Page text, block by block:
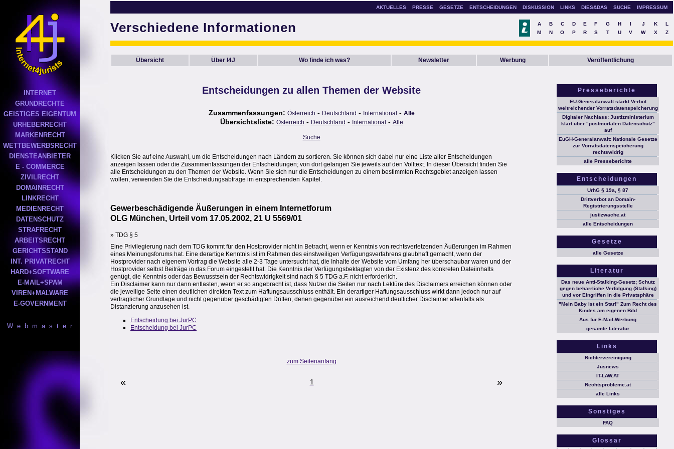
INTERNET
GRUNDRECHTE
GEISTIGES EIGENTUM
URHEBERRECHT
MARKENRECHT
WETTBEWERBSRECHT
DIENSTEANBIETER
E - COMMERCE
ZIVILRECHT
DOMAINRECHT
LINKRECHT
MEDIENRECHT
DATENSCHUTZ
STRAFRECHT
ARBEITSRECHT
GERICHTSSTAND
INT. PRIVATRECHT
HARD+SOFTWARE
E-MAIL+SPAM
VIREN+MALWARE
E-GOVERNMENT
W e b m a s t e r
AKTUELLES PRESSE GESETZE ENTSCHEIDUNGEN DISKUSSION LINKS DIES&DAS SUCHE IMPRESSUM
Verschiedene Informationen A B C D E F G H I J K
L
M
N O P R S T U V W X Z
Übersicht Über I4J Wo finde ich was? Newsletter Werbung Veröffentlichung
Entscheidungen zu allen Themen der Website
Zusammenfassungen: Österreich - Deutschland - International - Alle
Übersichtsliste: Österreich - Deutschland - International - Alle
Suche
Klicken Sie auf eine Auswahl, um die Entscheidungen nach Ländern zu sortieren. Sie können sich dabei nur eine Liste aller Entscheidungen
anzeigen lassen oder die Zusammenfassungen der Entscheidungen; von dort gelangen Sie jeweils auf den Volltext. In dieser Übersicht finden Sie
alle Entscheidungen zu den Themen der Website. Wenn Sie sich nur die Entscheidungen zu einem bestimmten Rechtsgebiet anzeigen lassen
wollen, verwenden Sie die Entscheidungsabfrage im entsprechenden Kapitel.
Gewerbeschädigende Äußerungen in einem Internetforum
OLG München, Urteil vom 17.05.2002, 21 U 5569/01
» TDG § 5
Eine Privilegierung nach dem TDG kommt für den Hostprovider nicht in Betracht, wenn er Kenntnis von rechtsverletzenden Äußerungen im Rahmen
eines Meinungsforums hat. Eine derartige Kenntnis ist im Rahmen des einstweiligen Verfügungsverfahrens glaubhaft gemacht, wenn der
Hostprovider nach eigenem Vortrag die Website alle 2-3 Tage untersucht hat, die Inhalte der Website vom Umfang her überschaubar waren und der
Hostprovider selbst Beiträge in das Forum eingestellt hat. Die Kenntnis der Verfügungsbeklagten von der Existenz des konkreten Dateiinhalts
genügt, die Kenntnis oder das Bewusstsein der Rechtswidrigkeit sind nach § 5 TDG a.F. nicht erforderlich.
Ein Disclaimer kann nur dann entlasten, wenn er so angebracht ist, dass Nutzer die Seiten nur nach Lektüre des Disclaimers erreichen können oder
die jeweilige Seite einen deutlichen direkten Text zum Haftungsausschluss enthält. Ein derartiger Haftungsausschluss wirkt dann jedoch nur auf
vertraglicher Grundlage und nicht gegenüber geschädigten Dritten, denen gegenüber ein ausreichend deutlicher Disclaimer allenfalls als
Distanzierung anzusehen ist.
Entscheidung bei JurPC
Entscheidung bei JurPC
zum Seitenanfang
« 1 »
Presseberichte
EU-Generalanwalt stärkt Verbot
weitreichender Vorratsdatenspeicherung
Digitaler Nachlass: Justizministerium
klärt über "postmortalen Datenschutz"
auf
EuGH-Generalanwalt: Nationale Gesetze
zur Vorratsdatenspeicherung
rechtswidrig
alle Presseberichte
Entscheidungen
UrhG § 19a, § 87
Drittverbot an Domain-
Registrierungsstelle
justizwache.at
alle Entscheidungen
Gesetze
alle Gesetze
Literatur
Das neue Anti-Stalking-Gesetz; Schutz
gegen beharrliche Verfolgung (Stalking)
und vor Eingriffen in die Privatsphäre
"Mein Baby ist ein Star!" Zum Recht des
Kindes am eigenen Bild
Aus für E-Mail-Werbung
gesamte Literatur
Links
Richtervereinigung
Jusnews
IT-LAW.AT
Rechtsprobleme.at
alle Links
Sonstiges
FAQ
Glossar